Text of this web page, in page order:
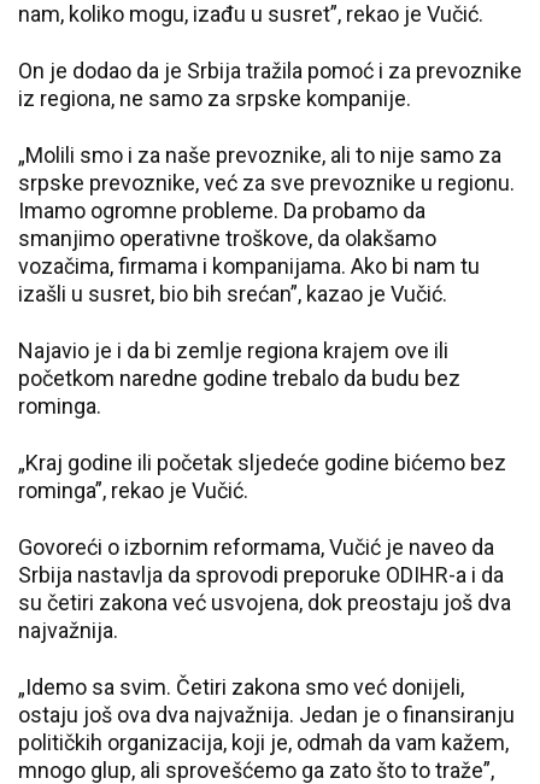
nam, koliko mogu, izađu u susret”, rekao je Vučić.
On je dodao da je Srbija tražila pomoć i za prevoznike
iz regiona, ne samo za srpske kompanije.
„Molili smo i za naše prevoznike, ali to nije samo za
srpske prevoznike, već za sve prevoznike u regionu.
Imamo ogromne probleme. Da probamo da
smanjimo operativne troškove, da olakšamo
vozačima, firmama i kompanijama. Ako bi nam tu
izašli u susret, bio bih srećan”, kazao je Vučić.
Najavio je i da bi zemlje regiona krajem ove ili
početkom naredne godine trebalo da budu bez
rominga.
„Kraj godine ili početak sljedeće godine bićemo bez
rominga”, rekao je Vučić.
Govoreći o izbornim reformama, Vučić je naveo da
Srbija nastavlja da sprovodi preporuke ODIHR-a i da
su četiri zakona već usvojena, dok preostaju još dva
najvažnija.
„Idemo sa svim. Četiri zakona smo već donijeli,
ostaju još ova dva najvažnija. Jedan je o finansiranju
političkih organizacija, koji je, odmah da vam kažem,
mnogo glup, ali sprovešćemo ga zato što to traže”,